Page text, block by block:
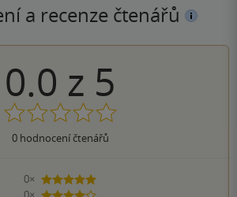
a recenze čtenářů
0.0 z 5
0hodnocení čtenářů
0×
5 hvězdiček